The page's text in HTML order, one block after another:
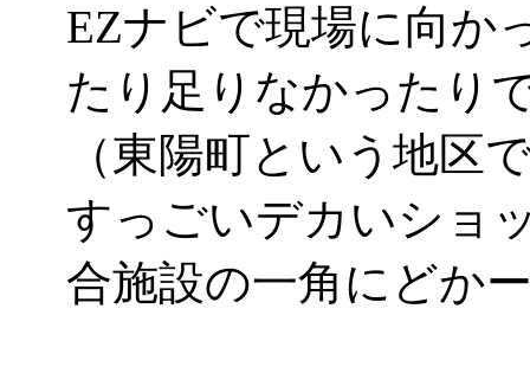
EZナビで現場に向か
たり足りなかったり
（東陽町という地区
すっごいデカいショ
合施設の一角にどか